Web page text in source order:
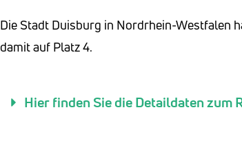
Die Stadt Duisburg in Nordrhein-Westfalen
damit auf Platz 4.
Hier finden Sie die Detaildaten zum